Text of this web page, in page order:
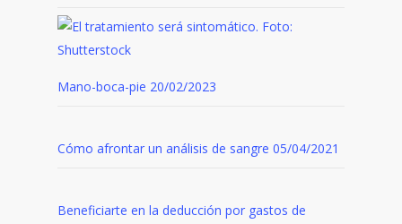
Mano-boca-pie 20/02/2023
Cómo afrontar un análisis de sangre 05/04/2021
Beneficiarte en la deducción por gastos de